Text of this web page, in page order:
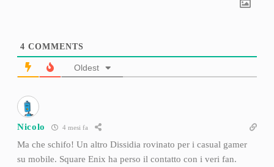
4 COMMENTS
Oldest
Nicolo 4 mesi fa
Ma che schifo! Un altro Dissidia rovinato per i casual gamer
su mobile. Square Enix ha perso il contatto con i veri fan.